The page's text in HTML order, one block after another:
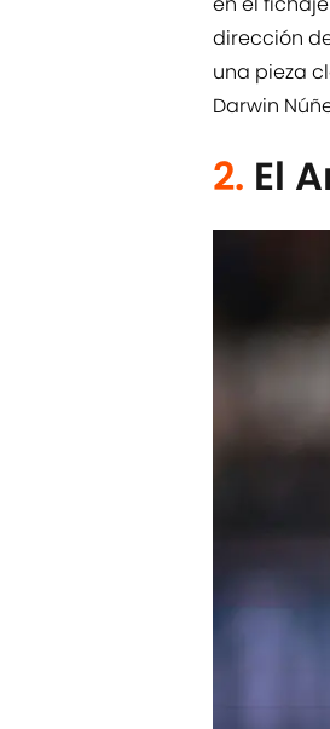
dirección
una pieza
Darwin
2. El